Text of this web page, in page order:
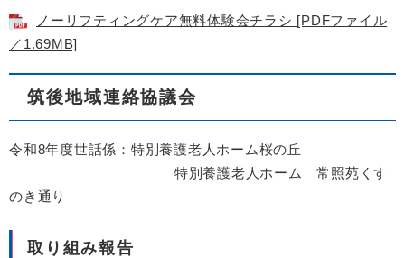
ノーリフティングケア無料体験会チラシ [PDFファイル
／1.69MB]
筑後地域連絡協議会
令和8年度世話係：特別養護老人ホーム桜の丘
特別養護老人ホーム 常照苑くす
のき通り
取り組み報告